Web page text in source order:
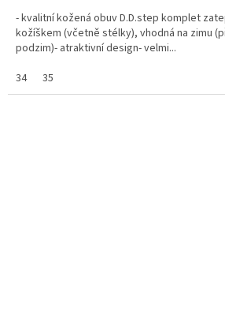
- kvalitní kožená obuv D.D.step komplet
kožíškem (včetně stélky), vhodná na zimu
podzim)- atraktivní design- velmi...
34
35